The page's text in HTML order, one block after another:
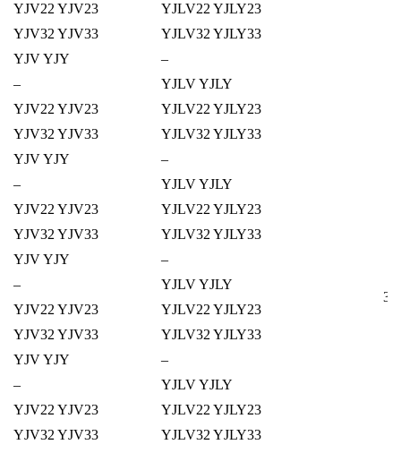
YJV22 YJV23
YJLV22 YJLY23
YJV32 YJV33
YJLV32 YJLY33
YJV YJY
–
–
YJLV YJLY
YJV22 YJV23
YJLV22 YJLY23
YJV32 YJV33
YJLV32 YJLY33
YJV YJY
–
–
YJLV YJLY
YJV22 YJV23
YJLV22 YJLY23
YJV32 YJV33
YJLV32 YJLY33
YJV YJY
–
3
–
YJLV YJLY
YJV22 YJV23
YJLV22 YJLY23
YJV32 YJV33
YJLV32 YJLY33
YJV YJY
–
–
YJLV YJLY
YJV22 YJV23
YJLV22 YJLY23
YJV32 YJV33
YJLV32 YJLY33